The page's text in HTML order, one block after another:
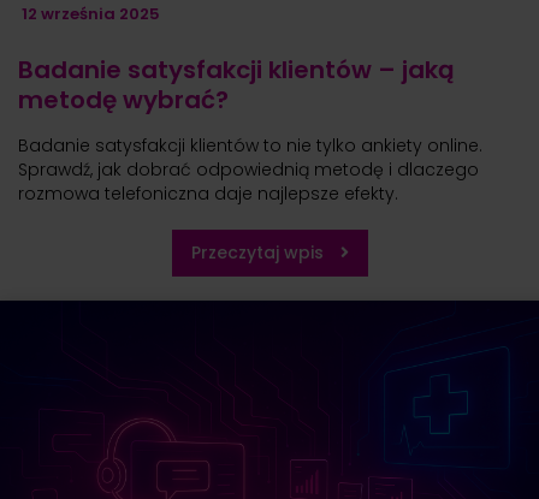
12 września 2025
Badanie satysfakcji klientów – jaką
metodę wybrać?
Badanie satysfakcji klientów to nie tylko ankiety online.
Sprawdź, jak dobrać odpowiednią metodę i dlaczego
rozmowa telefoniczna daje najlepsze efekty.
Przeczytaj wpis